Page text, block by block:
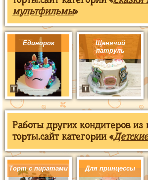
мультфильмы»
Единорог
Щенячий
патруль
Работы других кондитеров из
торты.сайт категории «
Торт с пиратами Для принцессы